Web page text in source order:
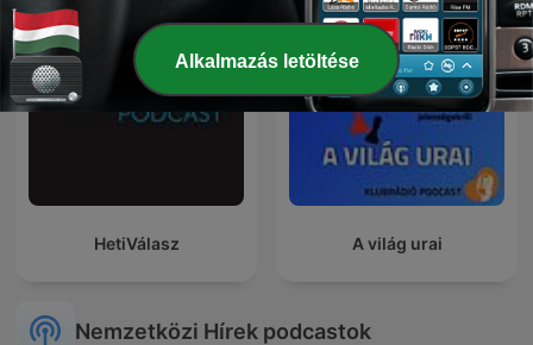
HetiVálasz A világ urai
Nemzetközi Hírek podcastok
Alkalmazás letöltése